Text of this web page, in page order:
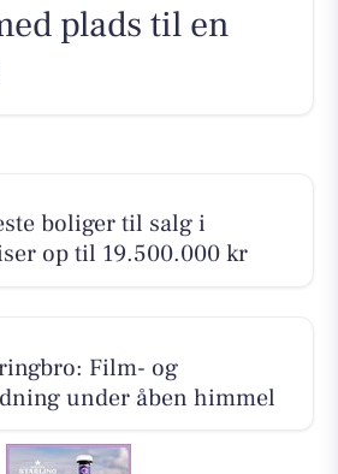
plads til en
boliger til salg i
op til 19.500.000 kr
Film- og
under åben himmel